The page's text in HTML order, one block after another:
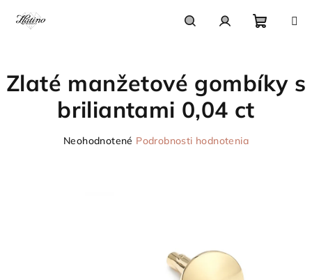
košík
Zlaté manžetové gombíky s
briliantami 0,04 ct
Priemerné
Neohodnotené Podrobnosti hodnotenia